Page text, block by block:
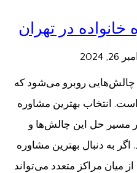
خانواده در تهران
2024
چالش‌هایی روبرو می‌شود که
انتخاب بهترین مشاوره
مسیر حل این چالش‌ها و
به دنبال بهترین مشاوره
میان مراکز متعدد می‌تواند